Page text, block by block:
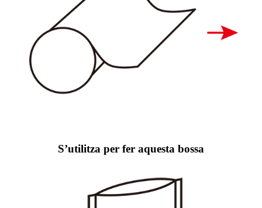
S’utilitza per fer aquesta bossa